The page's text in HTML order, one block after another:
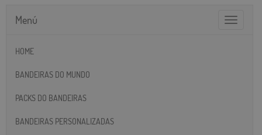
Toggle
Menú
HOME
BANDEIRAS DO MUNDO
PACKS DO BANDEIRAS
BANDEIRAS PERSONALIZADAS